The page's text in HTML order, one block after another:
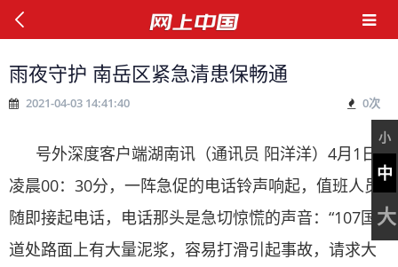
雨夜守护 南岳区紧急清患保畅通
2021-04-03 14:41:40 0次
小
中
大
号外深度客户端湖南讯（通讯员 阳洋洋）4月1日
凌晨00：30分，一阵急促的电话铃声响起，值班人员
随即接起电话，电话那头是急切惊慌的声音：“107国
道处路面上有大量泥浆，容易打滑引起事故，请求大